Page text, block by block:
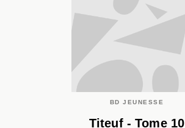
BD JEUNESSE
Titeuf - Tome 10